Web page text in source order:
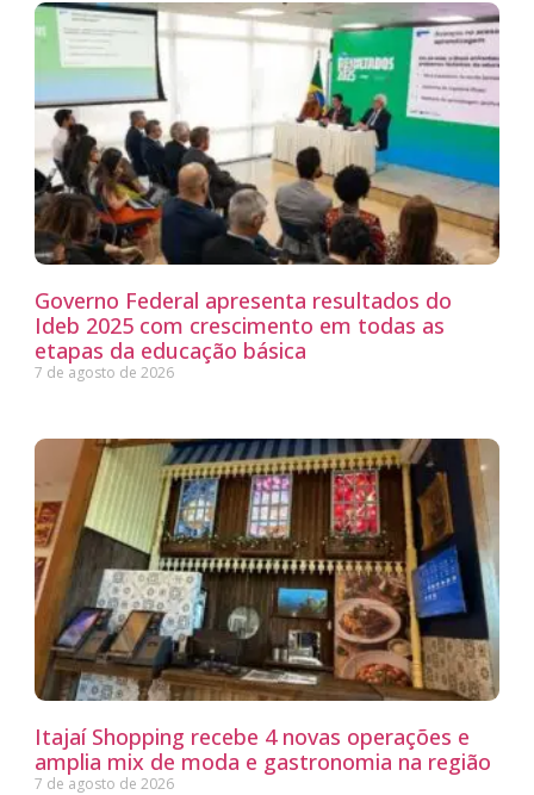
Governo Federal apresenta resultados do
Ideb 2025 com crescimento em todas as
etapas da educação básica
7 de agosto de 2026
Itajaí Shopping recebe 4 novas operações e
amplia mix de moda e gastronomia na região
7 de agosto de 2026